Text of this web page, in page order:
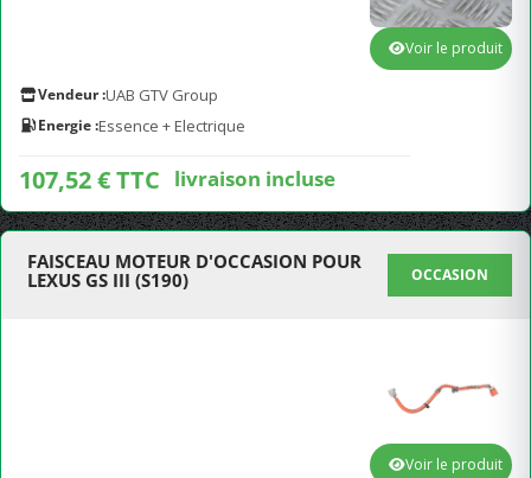
Vendeur :UAB GTV Group
Energie :Essence + Electrique
107,52 € TTC livraison incluse
Voir le produit
FAISCEAU MOTEUR D'OCCASION POUR
LEXUS GS III (S190)
OCCASION
Voir le produit